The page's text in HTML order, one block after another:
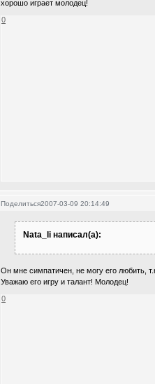
хорошо играет молодец!
0
Поделиться2007-03-09 20:14:49
Nata_li написал(а):
Он мне симпатичен, не могу его любить,
Уважаю его игру и талант! Молодец!
0